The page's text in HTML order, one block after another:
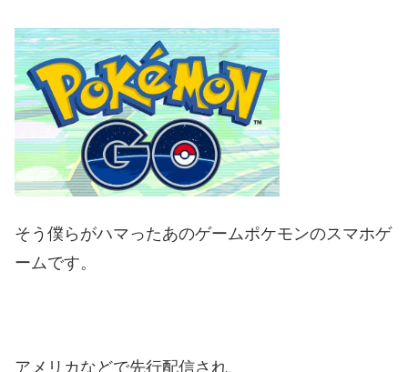
そう僕らがハマったあのゲームポケモンのスマホゲ
ームです。
アメリカなどで先行配信され、